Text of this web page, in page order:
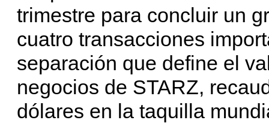
trimestre para concluir un
cuatro transacciones
separación que define el
negocios de STARZ,
dólares en la taquilla